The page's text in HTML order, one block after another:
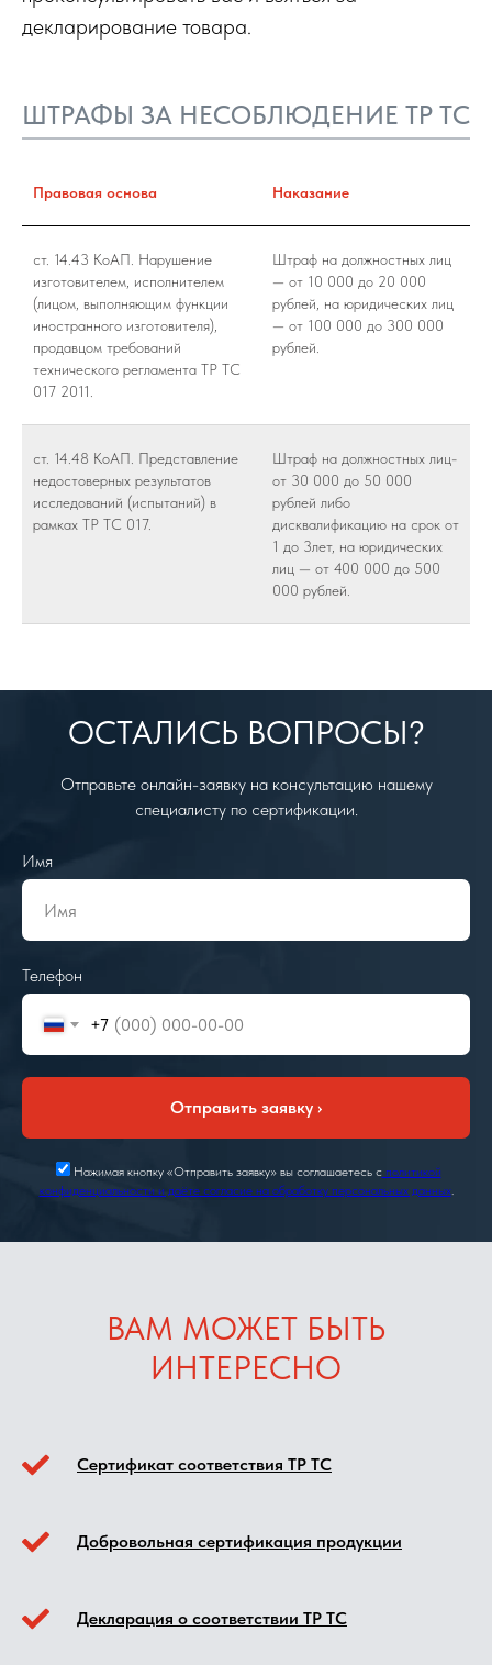
декларирование товара.
ШТРАФЫ ЗА НЕСОБЛЮДЕНИЕ ТР ТС
Правовая основа Наказание
ст. 14.43 КоАП. Нарушение
изготовителем, исполнителем
(лицом, выполняющим функции
иностранного изготовителя),
продавцом требований
технического регламента ТР ТС
017 2011.
Штраф на должностных лиц
— от 10 000 до 20 000
рублей, на юридических лиц
— от 100 000 до 300 000
рублей.
ст. 14.48 КоАП. Представление
недостоверных результатов
исследований (испытаний) в
рамках ТР ТС 017.
Штраф на должностных лиц-
от 30 000 до 50 000
рублей либо
дисквалификацию на срок от
1 до 3лет, на юридических
лиц — от 400 000 до 500
000 рублей.
ОСТАЛИСЬ ВОПРОСЫ?
Отправьте онлайн-заявку на консультацию нашему
специалисту по сертификации.
Имя
Телефон
+7
Отправить заявку ›
Нажимая кнопку «Отправить заявку» вы соглашаетесь сполитикой
конфиденциальности и даёте согласие на обработку персональных данных.
ВАМ МОЖЕТ БЫТЬ
ИНТЕРЕСНО
Сертификат соответствия ТР ТС
Добровольная сертификация продукции
Декларация о соответствии ТР ТС